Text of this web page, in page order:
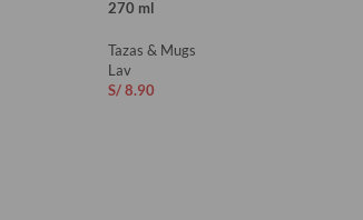
270 ml
Tazas & Mugs
Lav
S/8.90